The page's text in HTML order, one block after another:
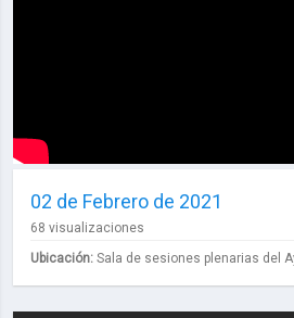
02 de Febrero de 2021
68 visualizaciones
Ubicación: Sala de sesiones plenarias del